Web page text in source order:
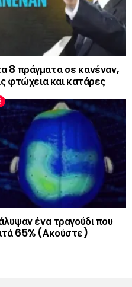
8 πράγματα σε κανέναν,
φτώχεια και κατάρες
ένα τραγούδι που
65% (Ακούστε)